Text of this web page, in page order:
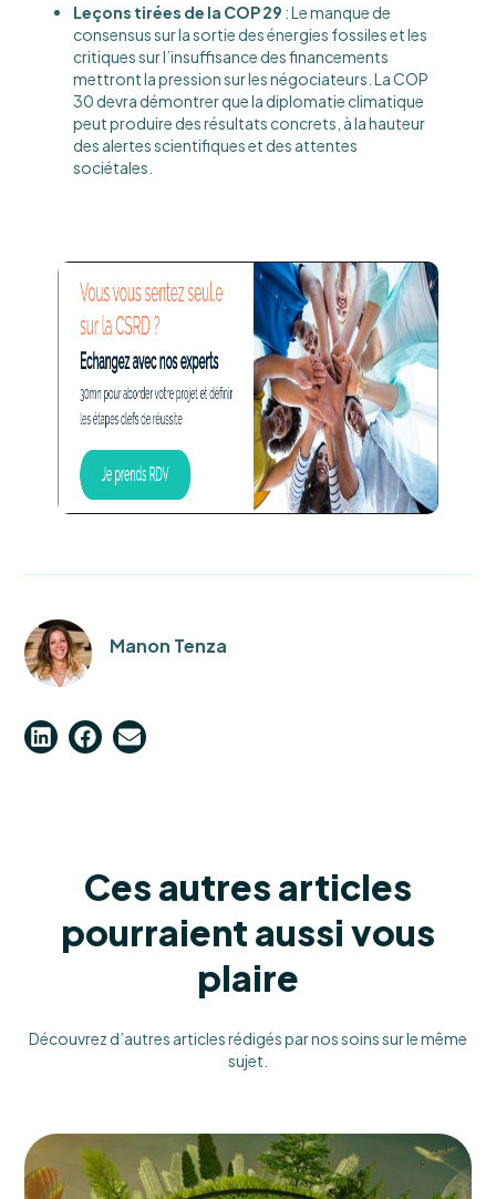
Leçons tirées de la COP 29 : Le manque de
consensus sur la sortie des énergies fossiles et les
critiques sur l’insuffisance des financements
mettront la pression sur les négociateurs. La COP
30 devra démontrer que la diplomatie climatique
peut produire des résultats concrets, à la hauteur
des alertes scientifiques et des attentes
sociétales.
Manon Tenza
Ces autres articles
pourraient aussi vous
plaire
Découvrez d’autres articles rédigés par nos soins sur le même
sujet.